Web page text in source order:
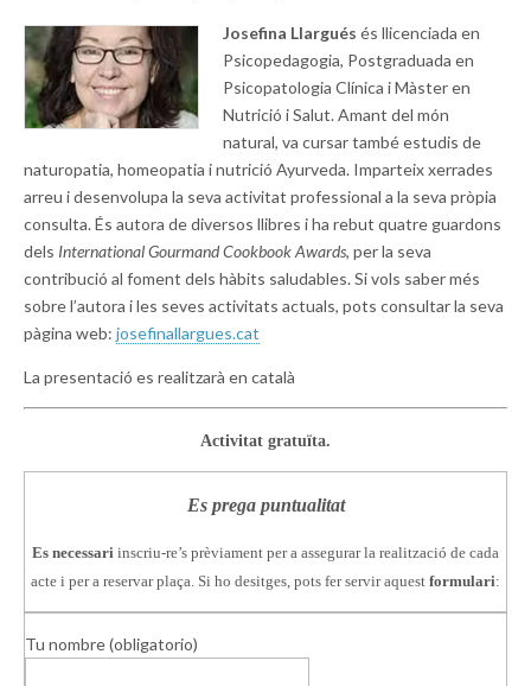
Josefina Llargués és llicenciada en
Psicopedagogia, Postgraduada en
Psicopatologia Clínica i Màster en
Nutrició i Salut. Amant del món
natural, va cursar també estudis de
naturopatia, homeopatia i nutrició Ayurveda. Imparteix xerrades
arreu i desenvolupa la seva activitat professional a la seva pròpia
consulta. És autora de diversos llibres i ha rebut quatre guardons
dels International Gourmand Cookbook Awards, per la seva
contribució al foment dels hàbits saludables. Si vols saber més
sobre l’autora i les seves activitats actuals, pots consultar la seva
pàgina web: josefinallargues.cat
La presentació es realitzarà en català
Activitat gratuïta.
Es prega puntualitat
Es necessari inscriu-re’s prèviament per a assegurar la realització de cada
acte i per a reservar plaça. Si ho desitges, pots fer servir aquest formulari:
Tu nombre (obligatorio)